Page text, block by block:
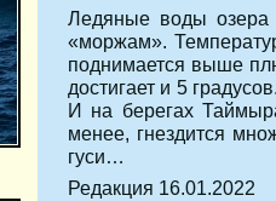
Ледяные воды озера
«моржам».
поднимается выше
достигает и 5
И на берегах
менее, гнездится
гуси…
Редакция 16.01.2022